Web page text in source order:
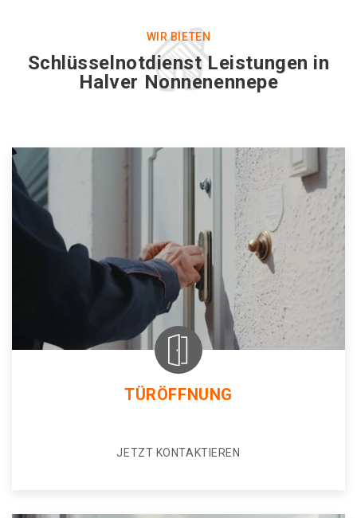
WIR BIETEN
Schlüsselnotdienst Leistungen in
Halver Nonnenennepe
TÜRÖFFNUNG
JETZT KONTAKTIEREN